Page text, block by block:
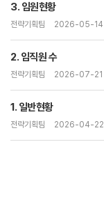
3. 임원현황
전략기획팀 2026-05-14
2. 임직원 수
전략기획팀 2026-07-21
1. 일반현황
전략기획팀 2026-04-22